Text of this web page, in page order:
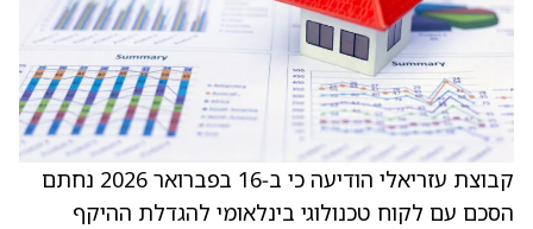
קבוצת עזריאלי הודיעה כי ב‑16 בפברואר 2026 נחתם
הסכם עם לקוח טכנולוגי בינלאומי להגדלת ההיקף